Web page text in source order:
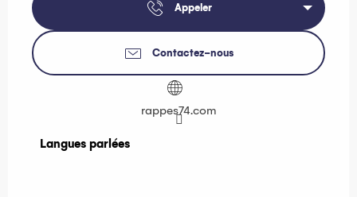
Appeler
Contactez-nous
rappes74.com
Langues parlées
Langues parlées